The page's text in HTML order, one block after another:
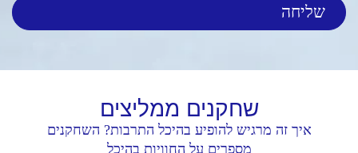
שחקנים ממליצים
איך זה מרגיש להופיע בהיכל התרבות? השחקנים
מספרים על החוויות בהיכל